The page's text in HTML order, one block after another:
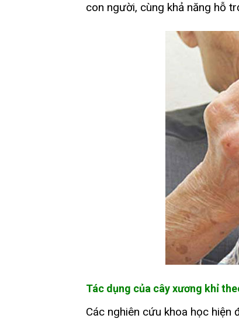
con người, cùng khả năng hỗ
Tác dụng của cây xương khỉ
Các nghiên cứu khoa học